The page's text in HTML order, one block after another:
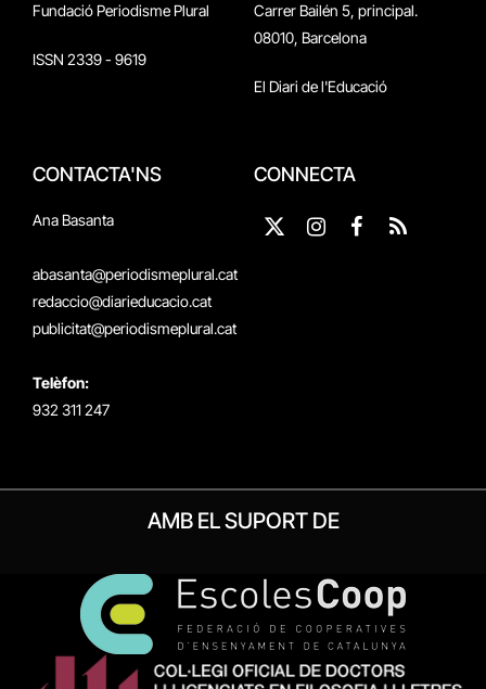
Fundació Periodisme Plural
ISSN 2339 - 9619
Carrer Bailén 5, principal.
08010, Barcelona
El Diari de l'Educació
CONTACTA'NS
Ana Basanta
abasanta@periodismeplural.cat
redaccio@diarieducacio.cat
publicitat@periodismeplural.cat
Telèfon:
932 311 247
CONNECTA
X
Instagram
Facebook
RSS
AMB EL SUPORT DE